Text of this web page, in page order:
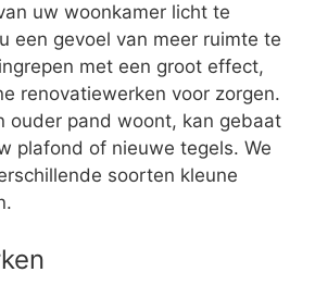
uw woonkamer licht te
een gevoel van meer ruimte te
met een groot effect,
renovatiewerken voor zorgen.
ouder pand woont, kan gebaat
plafond of nieuwe tegels. We
soorten kleune